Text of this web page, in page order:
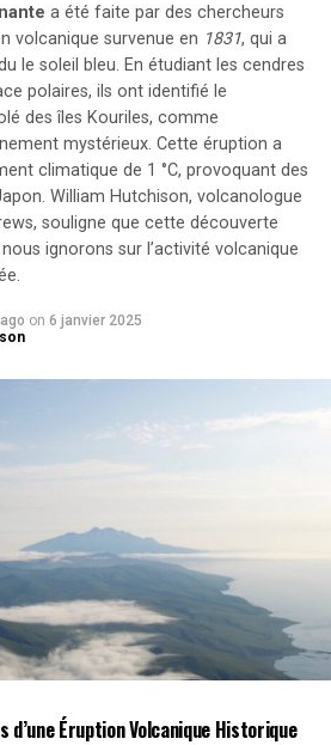
glaciaires en Groenland est
les impacts du
sur le niveau de la mer. Les
des informations
aider à anticiper et à atténuer
du niveau de la mer. Il est crucial
réduire les émissions de gaz à
les communautés vulnérables
des
sur la
moderne
interactions sociales
interagissent. En 2023,
personnes dans le monde
sociales, représentant une
par rapport aux années
a permis de créer des
mais elle a également soulevé
des interactions.
a été faite par des chercheurs
volcanique survenue en 1831, qui a
le soleil bleu. En étudiant les cendres
polaires, ils ont identifié le
des îles Kouriles, comme
mystérieux. Cette éruption a
climatique de 1 °C, provoquant des
William Hutchison, volcanologue
souligne que cette découverte
ignorons sur l’activité volcanique
on 6 janvier 2025
d’une Éruption Volcanique Historique